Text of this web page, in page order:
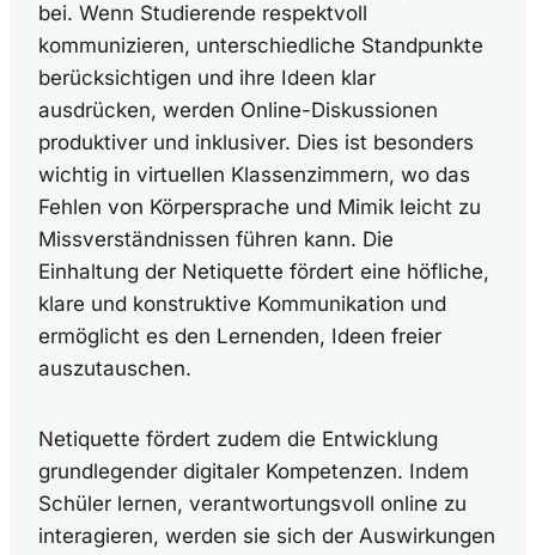
bei. Wenn Studierende respektvoll
kommunizieren, unterschiedliche Standpunkte
berücksichtigen und ihre Ideen klar
ausdrücken, werden Online-Diskussionen
produktiver und inklusiver. Dies ist besonders
wichtig in virtuellen Klassenzimmern, wo das
Fehlen von Körpersprache und Mimik leicht zu
Missverständnissen führen kann. Die
Einhaltung der Netiquette fördert eine höfliche,
klare und konstruktive Kommunikation und
ermöglicht es den Lernenden, Ideen freier
auszutauschen.
Netiquette fördert zudem die Entwicklung
grundlegender digitaler Kompetenzen. Indem
Schüler lernen, verantwortungsvoll online zu
interagieren, werden sie sich der Auswirkungen